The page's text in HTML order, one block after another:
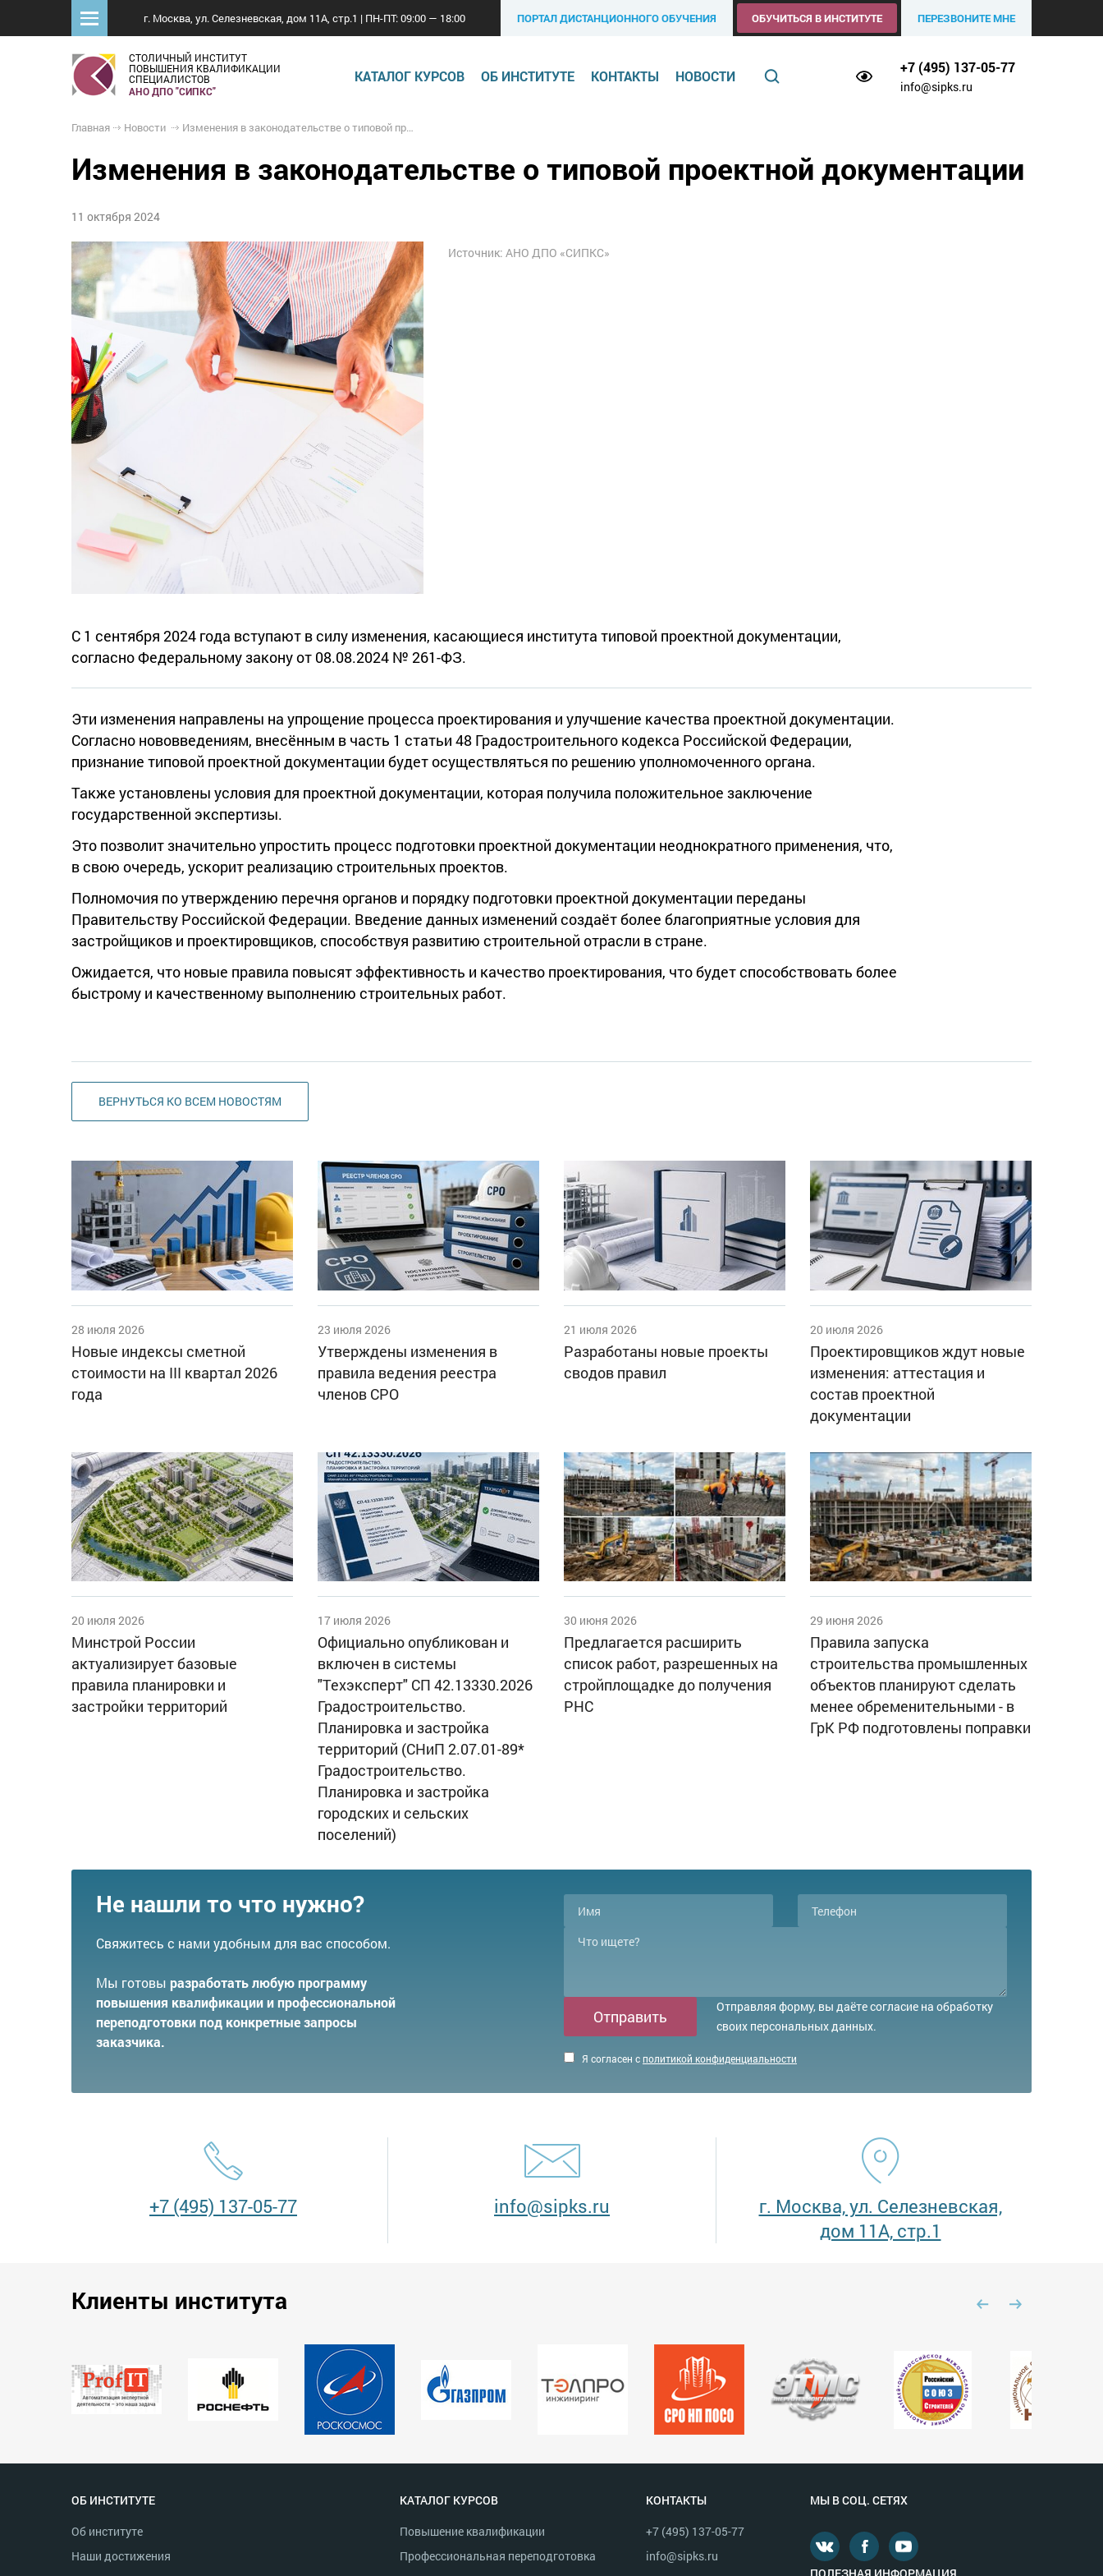
г. Москва, ул. Селезневская, дом 11А, стр.1 | ПН-ПТ: 09:00 — 18:00 ПОРТАЛ ДИСТАНЦИОННОГО ОБУЧЕНИЯ ОБУЧИТЬСЯ В ИНСТИТУТЕ ПЕРЕЗВОНИТЕ МНЕ
СТОЛИЧНЫЙ ИНСТИТУТ
ПОВЫШЕНИЯ КВАЛИФИКАЦИИ
СПЕЦИАЛИСТОВ
АНО ДПО "СИПКС"
КАТАЛОГ КУРСОВ ОБ ИНСТИТУТЕ КОНТАКТЫ НОВОСТИ
+7 (495) 137-05-77
info@sipks.ru
Главная Новости Изменения в законодательстве о типовой проектной документации
Изменения в законодательстве о типовой проектной документации
11 октября 2024
Источник: АНО ДПО «СИПКС»
С 1 сентября 2024 года вступают в силу изменения, касающиеся института типовой проектной документации,
согласно Федеральному закону от 08.08.2024 № 261-ФЗ.
Эти изменения направлены на упрощение процесса проектирования и улучшение качества проектной документации.
Согласно нововведениям, внесённым в часть 1 статьи 48 Градостроительного кодекса Российской Федерации,
признание типовой проектной документации будет осуществляться по решению уполномоченного органа.
Также установлены условия для проектной документации, которая получила положительное заключение
государственной экспертизы.
Это позволит значительно упростить процесс подготовки проектной документации неоднократного применения, что,
в свою очередь, ускорит реализацию строительных проектов.
Полномочия по утверждению перечня органов и порядку подготовки проектной документации переданы
Правительству Российской Федерации. Введение данных изменений создаёт более благоприятные условия для
застройщиков и проектировщиков, способствуя развитию строительной отрасли в стране.
Ожидается, что новые правила повысят эффективность и качество проектирования, что будет способствовать более
быстрому и качественному выполнению строительных работ.
ВЕРНУТЬСЯ КО ВСЕМ НОВОСТЯМ
28 июля 2026
Новые индексы сметной
стоимости на III квартал 2026
года
23 июля 2026
Утверждены изменения в
правила ведения реестра
членов СРО
21 июля 2026
Разработаны новые проекты
сводов правил
20 июля 2026
Проектировщиков ждут новые
изменения: аттестация и
состав проектной
документации
20 июля 2026
Минстрой России
актуализирует базовые
правила планировки и
застройки территорий
17 июля 2026
Официально опубликован и
включен в системы
"Техэксперт" СП 42.13330.2026
Градостроительство.
Планировка и застройка
территорий (СНиП 2.07.01-89*
Градостроительство.
Планировка и застройка
городских и сельских
поселений)
30 июня 2026
Предлагается расширить
список работ, разрешенных на
стройплощадке до получения
РНС
29 июня 2026
Правила запуска
строительства промышленных
объектов планируют сделать
менее обременительными - в
ГрК РФ подготовлены поправки
Не нашли то что нужно?
Свяжитесь с нами удобным для вас способом.
Мы готовы разработать любую программу
повышения квалификации и профессиональной
переподготовки под конкретные запросы
заказчика.
Я согласен сполитикой конфиденциальности
Отправить
Отправляя форму, вы даёте согласие на обработку
своих персональных данных.
+7 (495) 137-05-77 info@sipks.ru
г. Москва, ул. Селезневская,
дом 11А, стр.1
Клиенты института
ОБ ИНСТИТУТЕ
Об институте
Наши достижения
КАТАЛОГ КУРСОВ
Повышение квалификации
Профессиональная переподготовка
КОНТАКТЫ
+7 (495) 137-05-77
info@sipks.ru
МЫ В СОЦ. СЕТЯХ